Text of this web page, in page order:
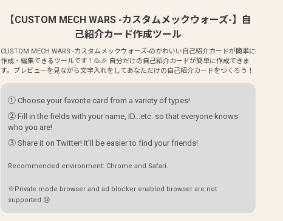
【CUSTOM MECH WARS -カスタムメックウォーズ-】自
己紹介カード作成ツール
CUSTOM MECH WARS -カスタムメックウォーズ-のかわいい自己紹介カードが簡単に
作成・編集できるツールです！🥳🎉 自分だけの自己紹介カードが簡単に作成できま
す。プレビューを見ながら文字入れをしてあなただけの自己紹介カードをつくろう！
① Choose your favorite card from a variety of types!
② Fill in the fields with your name, ID...etc. so that everyone knows
who you are!
③ Share it on Twitter! It'll be easier to find your friends!
Recommended environment: Chrome and Safari.
※Private mode browser and ad blocker enabled browser are not
supported.😢